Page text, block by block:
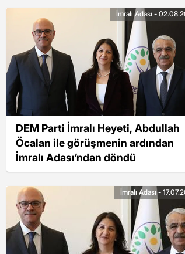
DEM Parti İmralı Heyeti, Abdullah
Öcalan ile görüşmenin ardından
İmralı Adası’ndan döndü
İmralı Adası -
İmralı Adası -